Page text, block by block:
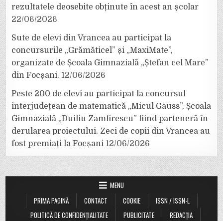
rezultatele deosebite obținute în acest an școlar
22/06/2026
Sute de elevi din Vrancea au participat la
concursurile „Grămăticel” și „MaxiMate”,
organizate de Școala Gimnazială „Ștefan cel Mare”
din Focșani. 12/06/2026
Peste 200 de elevi au participat la concursul
interjudețean de matematică „Micul Gauss”, Școala
Gimnazială „Duiliu Zamfirescu” fiind parteneră în
derularea proiectului. Zeci de copii din Vrancea au
fost premiați la Focșani 12/06/2026
MENU
PRIMA PAGINĂ
CONTACT COOKIE
ISSN / ISSN-L
POLITICĂ DE CONFIDENȚIALITATE
PUBLICITATE REDACȚIA